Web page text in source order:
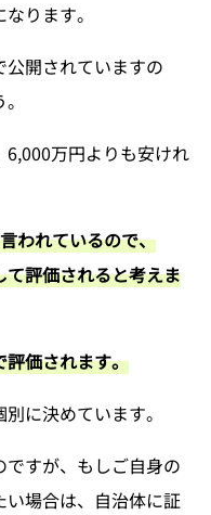
ります。
開されていますの
万円よりも安けれ
われているので、
評価されると考えま
評価されます。
に決めています。
すが、もしご自身の
場合は、自治体に証